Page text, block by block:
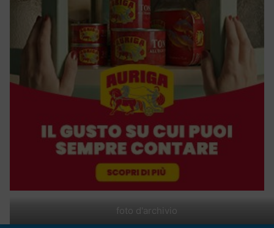
foto d'archivio